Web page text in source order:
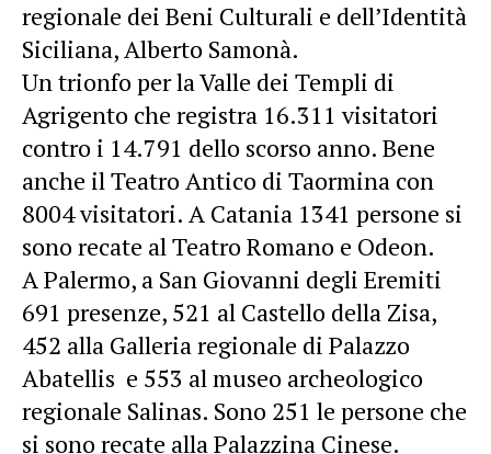
regionale dei Beni Culturali e dell’Identità
Siciliana, Alberto Samonà.
Un trionfo per la Valle dei Templi di
Agrigento che registra 16.311 visitatori
contro i 14.791 dello scorso anno. Bene
anche il Teatro Antico di Taormina con
8004 visitatori. A Catania 1341 persone si
sono recate al Teatro Romano e Odeon.
A Palermo, a San Giovanni degli Eremiti
691 presenze, 521 al Castello della Zisa,
452 alla Galleria regionale di Palazzo
Abatellis e 553 al museo archeologico
regionale Salinas. Sono 251 le persone che
si sono recate alla Palazzina Cinese.